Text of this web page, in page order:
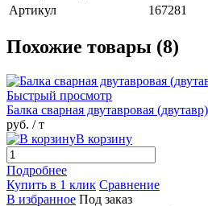
Артикул
167281
Похожие товары (8)
Быстрый просмотр
Балка сварная двутавровая
руб. / т
В корзину
Подробнее
Купить в 1 клик Сравнение
В избранное Под заказ